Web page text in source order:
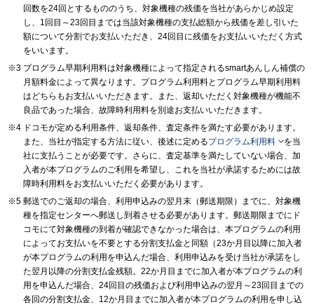
回数を24回とするもののうち、対象機種の残価を当社があらかじめ設定
し、1回目～23回目までは当該対象機種の支払総額から残価を差し引いた
額について分割でお支払いただき、24回目に残価をお支払いいただく方式
をいいます。
プログラム早期利用料は対象機種によって指定されるsmartあんしん補償の
月額料金によって異なります。プログラム利用料とプログラム早期利用料
はどちらもお支払いいただきます。また、返却いただく対象機種が機能不
良品であった場合、故障時利用料を別途お支払いいただきます。
ドコモが定める利用条件、返却条件、査定条件を満たす必要があります。
また、当社が指定する方法に従い、後述に定めるプログラム利用料を当
社に支払うことが必要です。さらに、査定基準を満たしていない場合、加
入者が本プログラムのご利用を希望し、これを当社が承諾するためには故
障時利用料をお支払いいただく必要があります。
郵送でのご返却の場合、利用申込みの翌月末（郵送期限）までに、対象機
種を指定センターへ郵送し到着させる必要があります。郵送期限までにド
コモにて対象機種の到着が確認できなかった場合は、本プログラムの利用
によってお支払いを不要とする分割支払金と同額（23か月目以降に加入者
が本プログラムの利用を申込んだ場合、利用申込みを受け当社が承諾をし
た翌月以降の分割支払金残額。22か月目までに加入者が本プログラムの利
用を申込んだ場合、24回目の残価および利用申込みの翌月～23回目までの
各回の分割支払金、12か月目までに加入者が本プログラムの利用を申し込